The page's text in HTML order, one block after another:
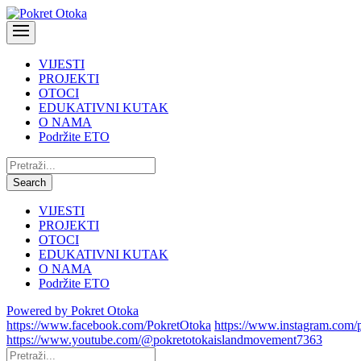
VIJESTI
PROJEKTI
OTOCI
EDUKATIVNI KUTAK
O NAMA
Podržite ETO
Pretraži:
Search
VIJESTI
PROJEKTI
OTOCI
EDUKATIVNI KUTAK
O NAMA
Podržite ETO
Powered by Pokret Otoka
https://www.facebook.com/PokretOtoka https://www.instagram.com/
https://www.youtube.com/@pokretotokaislandmovement7363
Pretraži: